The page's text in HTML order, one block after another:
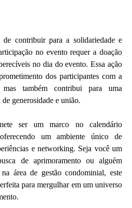
contribuir para a solidariedade e
no evento requer a doação
no dia do evento. Essa ação
dos participantes com a
mas também contribui para uma
generosidade e união.
ser um marco no calendário
um ambiente único de
e networking. Seja você um
de aprimoramento ou alguém
área de gestão condominial, este
para mergulhar em um universo